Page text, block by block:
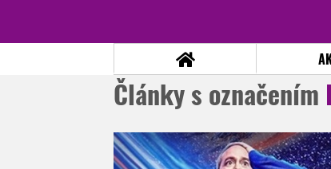
Články s označením